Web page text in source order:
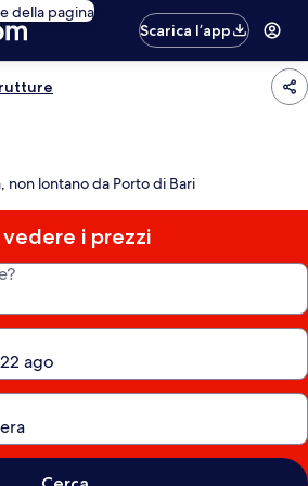
della pagina
Scarica l’app
non lontano da Porto di Bari
i prezzi